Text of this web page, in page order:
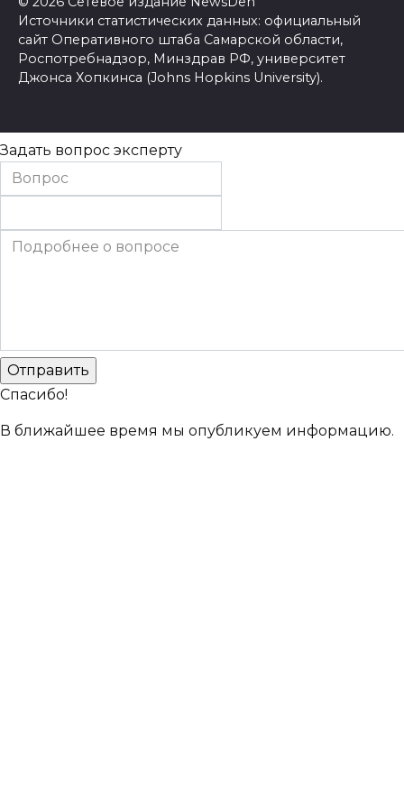
Источники статистических данных: официальный
сайт Оперативного штаба Самарской области,
Роспотребнадзор, Минздрав РФ, университет
Джонса Хопкинса (Johns Hopkins University).
Задать вопрос эксперту
Спасибо!
В ближайшее время мы опубликуем информацию.